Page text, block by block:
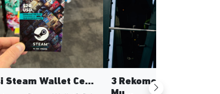
Steam Wallet Ce...
3 Rekomendasi Gym